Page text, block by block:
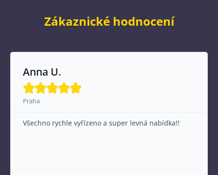
Zákaznické hodnocení
Anna U.

Praha
Všechno rychle vyřízeno a super levná nabídka!!